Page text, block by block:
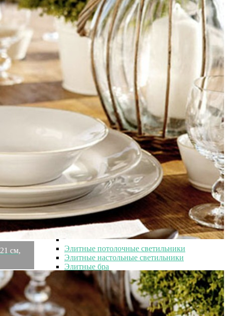
см,
Элитные искусственные цветы
Элитные искусственные растения
Элитные зеркала
Элитные зеркала
Элитные прямоугольные зеркала
Элитные круглые зеркала
Элитные напольные зеркала
Элитные декоративные зеркала
Необычные элитные зеркала
Элитные кашпо и горшки для цветов
Элитные кашпо и горшки для цветов
Элитные кашпо
Элитные держатели для книг
Элитные вешалки
Элитные вазы
Элитные вазы
Элитные декоративные вазы
Элитные интерьерные вазы
Элитные керамические вазы
Элитные стеклянные вазы
Элитные светильники
Элитные светильники
Элитные потолочные светильники
Элитные настольные светильники
Элитные бра
Элитные напольные светильники
Элитный текстиль
Элитный текстиль
Элитные пледы